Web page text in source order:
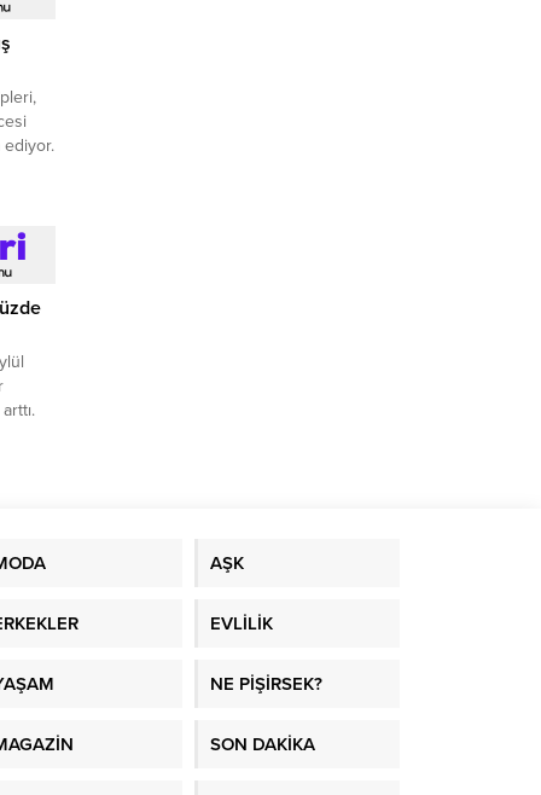
ediyor.
AŞK
EVLİLİK
NE PİŞİRSEK?
SON DAKİKA